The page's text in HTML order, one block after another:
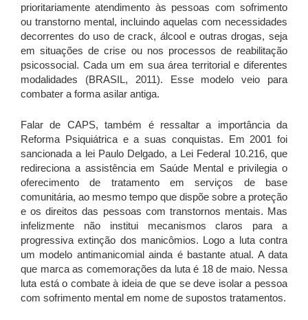
prioritariamente atendimento às pessoas com sofrimento
ou transtorno mental, incluindo aquelas com necessidades
decorrentes do uso de crack, álcool e outras drogas, seja
em situações de crise ou nos processos de reabilitação
psicossocial. Cada um em sua área territorial e diferentes
modalidades (BRASIL, 2011). Esse modelo veio para
combater a forma asilar antiga.
Falar de CAPS, também é ressaltar a importância da
Reforma Psiquiátrica e a suas conquistas. Em 2001 foi
sancionada a lei Paulo Delgado, a Lei Federal 10.216, que
redireciona a assistência em Saúde Mental e privilegia o
oferecimento de tratamento em serviços de base
comunitária, ao mesmo tempo que dispõe sobre a proteção
e os direitos das pessoas com transtornos mentais. Mas
infelizmente não institui mecanismos claros para a
progressiva extinção dos manicômios. Logo a luta contra
um modelo antimanicomial ainda é bastante atual. A data
que marca as comemorações da luta é 18 de maio. Nessa
luta está o combate à ideia de que se deve isolar a pessoa
com sofrimento mental em nome de supostos tratamentos.